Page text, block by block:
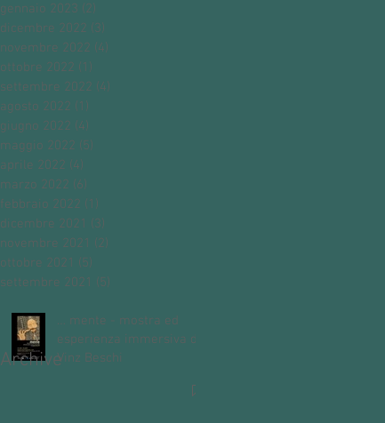
gennaio 2023 (2)
dicembre 2022 (3)
novembre 2022 (4)
ottobre 2022 (1)
settembre 2022 (4)
agosto 2022 (1)
giugno 2022 (4)
maggio 2022 (5)
aprile 2022 (4)
marzo 2022 (6)
febbraio 2022 (1)
dicembre 2021 (3)
novembre 2021 (2)
ottobre 2021 (5)
settembre 2021 (5)
… mente - mostra ed
esperienza immersiva di
Vinz Beschi
Archive